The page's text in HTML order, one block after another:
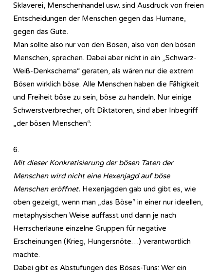
Sklaverei, Menschenhandel usw. sind Ausdruck von freien
Entscheidungen der Menschen gegen das Humane,
gegen das Gute.
Man sollte also nur von den Bösen, also von den bösen
Menschen, sprechen. Dabei aber nicht in ein „Schwarz-
Weiß-Denkschema“ geraten, als wären nur die extrem
Bösen wirklich böse. Alle Menschen haben die Fähigkeit
und Freiheit böse zu sein, böse zu handeln. Nur einige
Schwerstverbrecher, oft Diktatoren, sind aber Inbegriff
„der bösen Menschen“:
6.
Mit dieser Konkretisierung der bösen Taten der
Menschen wird nicht eine Hexenjagd auf böse
Menschen eröffnet. Hexenjagden gab und gibt es, wie
oben gezeigt, wenn man „das Böse“ in einer nur ideellen,
metaphysischen Weise auffasst und dann je nach
Herrscherlaune einzelne Gruppen für negative
Erscheinungen (Krieg, Hungersnöte…) verantwortlich
machte.
Dabei gibt es Abstufungen des Böses-Tuns: Wer ein